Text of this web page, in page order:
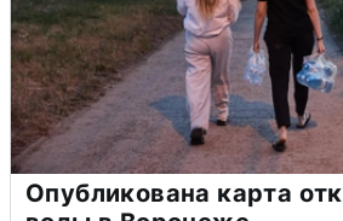
Опубликована карта